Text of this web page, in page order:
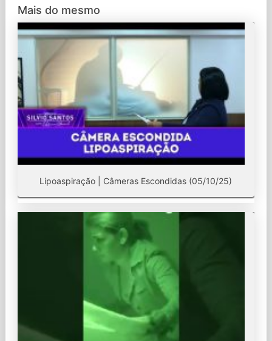
Mais do mesmo
Lipoaspiração | Câmeras Escondidas (05/10/25)